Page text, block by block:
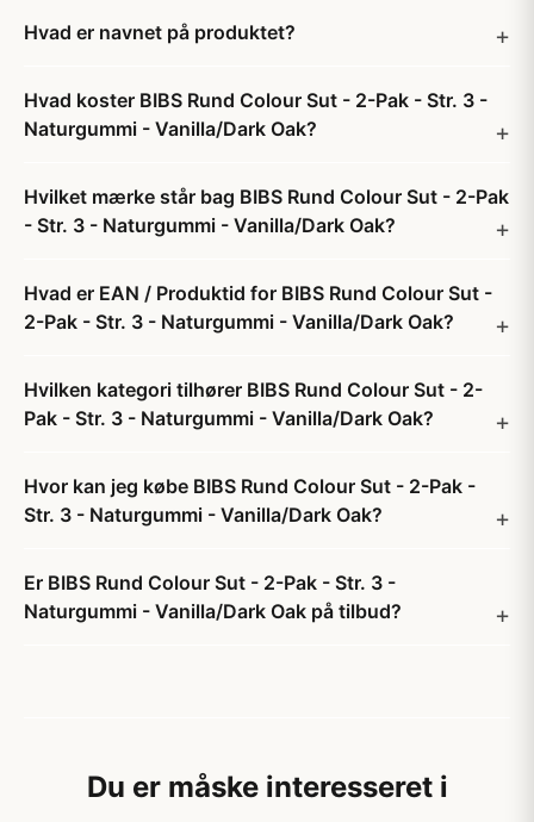
Hvad er navnet på produktet?
Hvad koster BIBS Rund Colour Sut - 2-Pak - Str. 3 -
Naturgummi - Vanilla/Dark Oak?
Hvilket mærke står bag BIBS Rund Colour Sut - 2-Pak
- Str. 3 - Naturgummi - Vanilla/Dark Oak?
Hvad er EAN / Produktid for BIBS Rund Colour Sut -
2-Pak - Str. 3 - Naturgummi - Vanilla/Dark Oak?
Hvilken kategori tilhører BIBS Rund Colour Sut - 2-
Pak - Str. 3 - Naturgummi - Vanilla/Dark Oak?
Hvor kan jeg købe BIBS Rund Colour Sut - 2-Pak -
Str. 3 - Naturgummi - Vanilla/Dark Oak?
Er BIBS Rund Colour Sut - 2-Pak - Str. 3 -
Naturgummi - Vanilla/Dark Oak på tilbud?
Du er måske interesseret i